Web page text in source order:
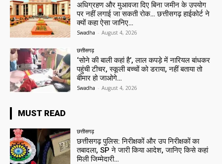
अधिग्रहण और मुआवजा दिए बिना जमीन के उपयोग
पर नहीं लगाई जा सकती रोक… छत्तीसगढ़ हाईकोर्ट ने
क्यों कहा ऐसा जानिए…
Swadha - August 4, 2026
छत्तीसगढ़
‘सोने की बाली कहां है’, लाल कपड़े में नारियल बांधकर
पहुंची टीचर, स्कूली बच्चों को डराया, नहीं बताया तो
बीमार हो जाओगे…
Swadha - August 4, 2026
MUST READ
छत्तीसगढ़
छत्तीसगढ़ पुलिस: निरीक्षकों और उप निरीक्षकों का
तबादला, SP ने जारी किया आदेश, जानिए किसे कहां
मिली जिम्मेदारी…